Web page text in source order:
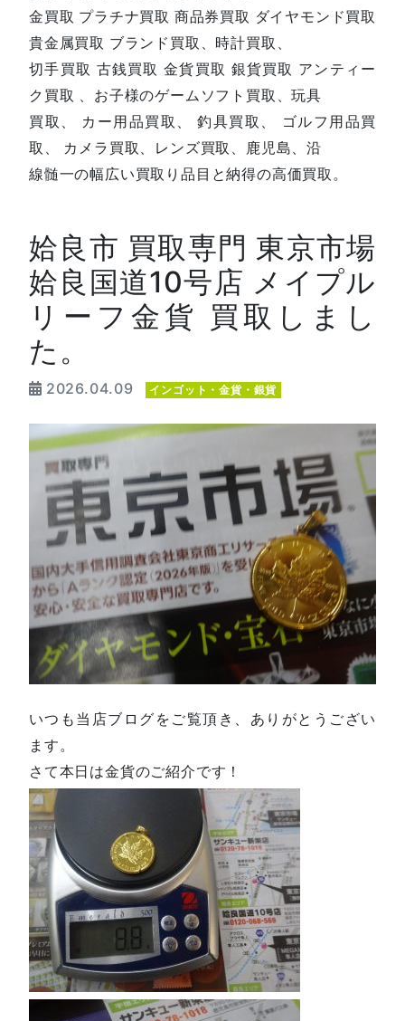
金買取 プラチナ買取 商品券買取 ダイヤモンド買取
貴金属買取 ブランド買取、時計買取、
切手買取 古銭買取 金貨買取 銀貨買取 アンティー
ク買取 、お子様のゲームソフト買取、玩具
買取、 カー用品買取、 釣具買取、 ゴルフ用品買
取、 カメラ買取、レンズ買取、鹿児島、沿
線髄一の幅広い買取り品目と納得の高価買取。
姶良市 買取専門 東京市場
姶良国道10号店 メイプル
リーフ金貨 買取しまし
た。
2026.04.09 インゴット・金貨・銀貨
いつも当店ブログをご覧頂き、ありがとうござい
ます。
さて本日は金貨のご紹介です！